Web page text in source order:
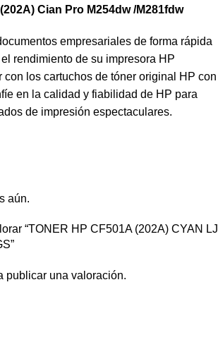
Cian Pro M254dw /M281fdw
empresariales de forma rápida
rendimiento de su impresora HP
con los cartuchos de tóner original HP con
en la calidad y fiabilidad de HP para
de impresión espectaculares.
aún.
“TONER HP CF501A (202A) CYAN LJ
publicar una valoración.